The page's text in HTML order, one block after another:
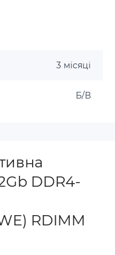
3 місяці
Б/В
DDR4-
RDIMM